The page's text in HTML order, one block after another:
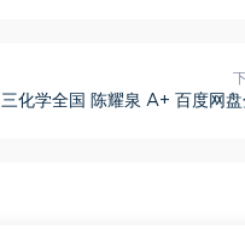
化学全国 陈耀泉 A+ 百度网盘